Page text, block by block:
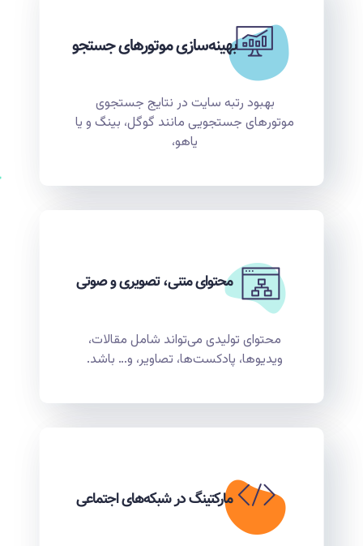
بهینه‌سازی موتورهای جستجو
بهبود رتبه سایت در نتایج جستجوی
موتورهای جستجویی مانند گوگل، بینگ و یا
یاهو،
محتوای متنی، تصویری و صوتی
محتوای تولیدی می‌تواند شامل مقالات،
ویدیوها، پادکست‌ها، تصاویر، و… باشد.
مارکتینگ در شبکه‌های اجتماعی